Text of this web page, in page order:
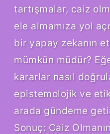
tartışmalar, caiz
ele almamıza yol
bir yapay zekanın
mümkün müdür?
kararlar nasıl
epistemolojik ve
arada gündeme
Sonuç: Caiz